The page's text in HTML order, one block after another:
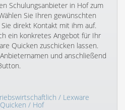
Schulungsanbieter in Hof zum
Sie Ihren gewünschten
direkt Kontakt mit ihm auf.
ein konkretes Angebot für Ihr
Quicken zuschicken lassen.
und anschließend
/ Lexware
/ Hof